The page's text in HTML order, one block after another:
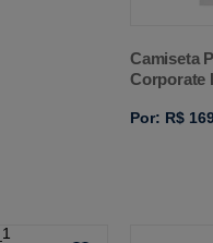
Camiseta
Corporate
Por: R$